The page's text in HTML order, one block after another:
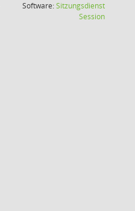
Software:Sitzungsdienst
Session(Wird in